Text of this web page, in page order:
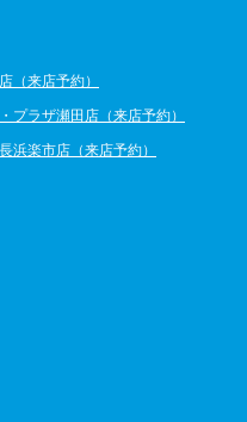
（来店予約）
プラザ瀬田店（来店予約）
浜楽市店（来店予約）